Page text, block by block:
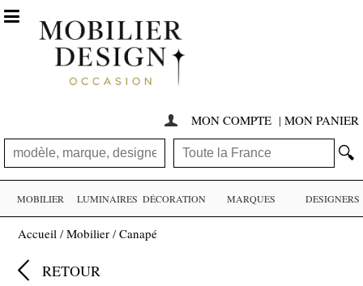
 MON COMPTE | MON PANIER
🔍

MOBILIER LUMINAIRES DÉCORATION MARQUES DESIGNERS
Accueil /Mobilier /Canapé
 RETOUR